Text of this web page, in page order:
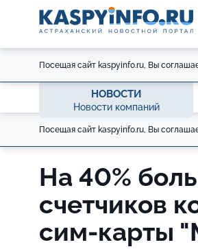
Посещая сайт kaspyinfo.ru, Вы
НОВОСТИ
Новости компаний
Посещая сайт kaspyinfo.ru, Вы
На 40%
счетчиков
сим-карты